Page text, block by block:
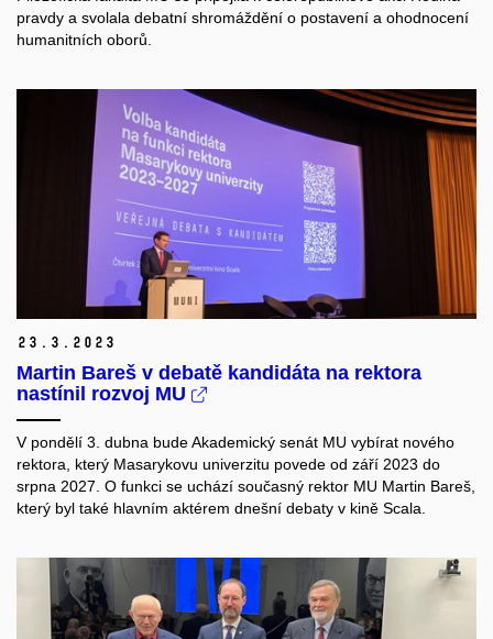
pravdy a svolala debatní shromáždění o postavení a ohodnocení
humanitních oborů.
23. 3. 2023
Martin Bareš v debatě kandidáta na rektora
nastínil rozvoj MU
V pondělí 3. dubna bude Akademický senát MU vybírat nového
rektora, který Masarykovu univerzitu povede od září 2023 do
srpna 2027. O funkci se uchází současný rektor MU Martin Bareš,
který byl také hlavním aktérem dnešní debaty v kině Scala.